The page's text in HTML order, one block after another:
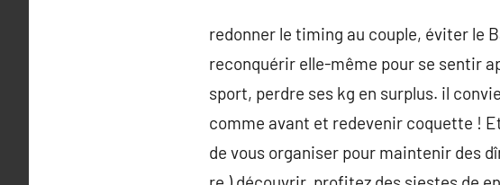
redonner le timing au couple, éviter le
reconquérir elle-même pour se sentir
sport, perdre ses kg en surplus. il
comme avant et redevenir coquette !
de vous organiser pour maintenir des